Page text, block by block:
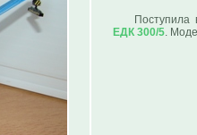
Поступила
ЕДК 300/5.